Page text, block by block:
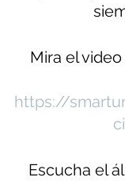
Mira el
https://
Escucha el